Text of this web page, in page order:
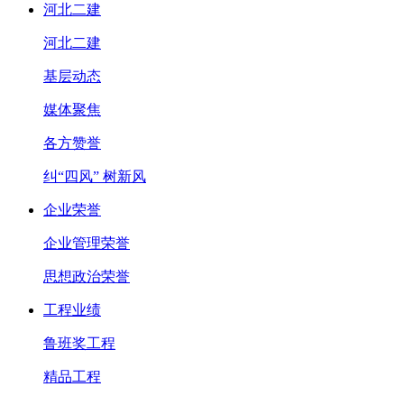
河北二建
河北二建
基层动态
媒体聚焦
各方赞誉
纠“四风” 树新风
企业荣誉
企业管理荣誉
思想政治荣誉
工程业绩
鲁班奖工程
精品工程